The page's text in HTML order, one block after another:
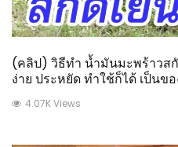
(คลิป) วิธีทำ น้ำมันมะพร้าวส
ง่าย ประหยัด ทำใช้ก็ได้ เป็นข
4.07K Views